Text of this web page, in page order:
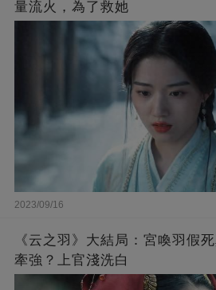
量流火，為了救她
2023/09/16
《云之羽》大結局：宮喚羽假
牽強？上官淺洗白